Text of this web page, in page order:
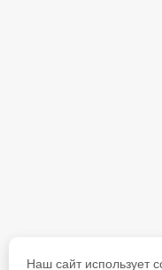
Наш сайт использует